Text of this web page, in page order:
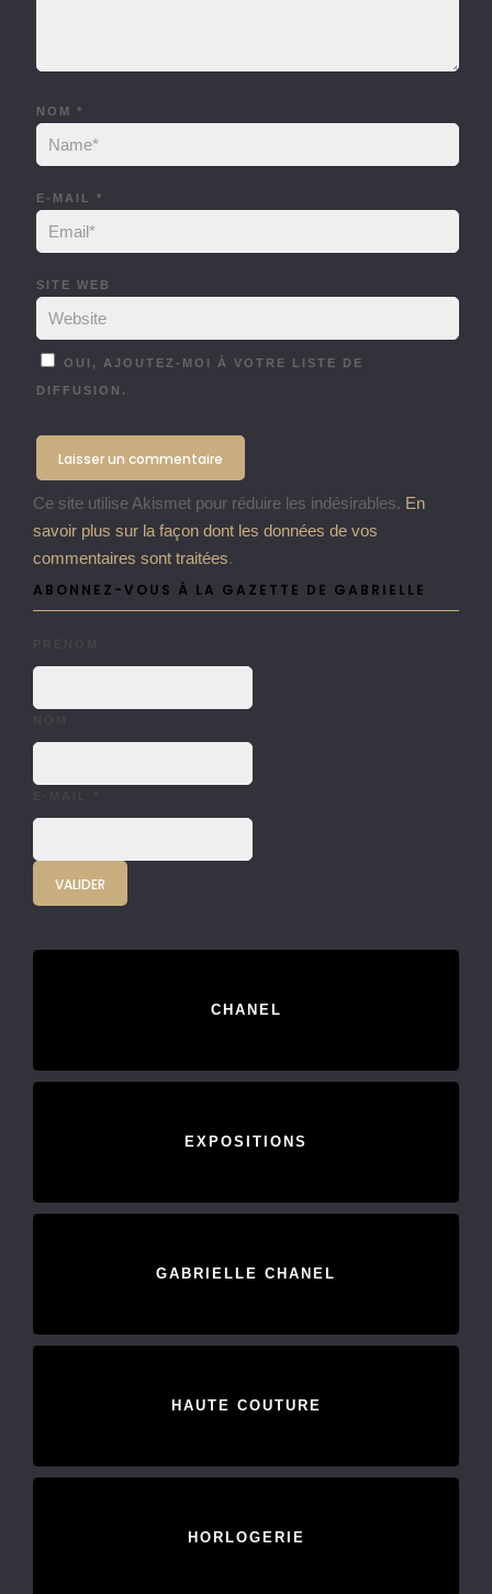
NOM *
E-MAIL *
SITE WEB
OUI, AJOUTEZ-MOI À VOTRE LISTE DE
DIFFUSION.
Ce site utilise Akismet pour réduire les indésirables. En
savoir plus sur la façon dont les données de vos
commentaires sont traitées.
ABONNEZ-VOUS À LA GAZETTE DE GABRIELLE
CHANEL
EXPOSITIONS
GABRIELLE CHANEL
HAUTE COUTURE
HORLOGERIE